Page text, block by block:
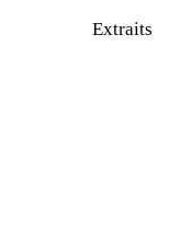
Extraits